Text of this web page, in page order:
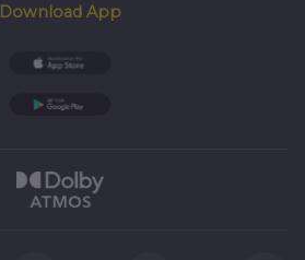
Download App